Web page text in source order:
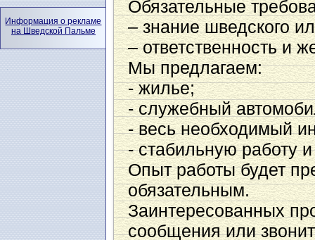
Обязательные
– знание шведского
– ответственность и
Мы предлагаем:
- жилье;
- служебный
- весь необходимый
- стабильную работу
Опыт работы будет
обязательным.
Заинтересованных
сообщения или
Информация о рекламе
на Шведской Пальме